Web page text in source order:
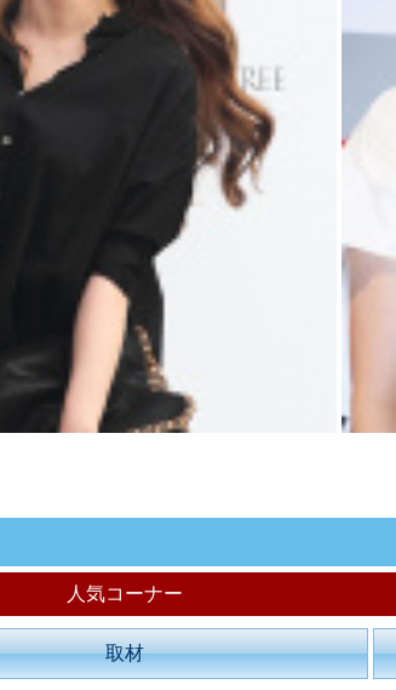
人気コーナー
取材